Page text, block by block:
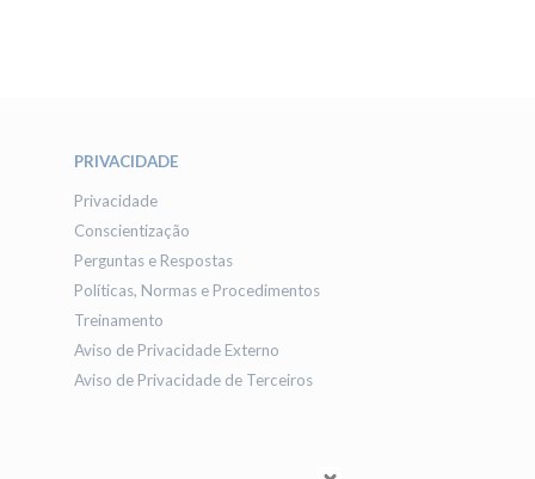
PRIVACIDADE
Privacidade
Conscientização
Perguntas e Respostas
Políticas, Normas e Procedimentos
Treinamento
Aviso de Privacidade Externo
Aviso de Privacidade de Terceiros